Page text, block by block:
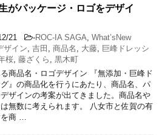
がパッケージ・ロゴをデザイ
21 -ROC-IA SAGA What’sNew
ザイン 吉田 商品名 大藤 巨峰ドレッシ
桜 藤ざくら
黒木町
商品名・ロゴデザイン 『無添加・巨峰ド
』の商品化を行うにあたり、商品名、パ
ザインの考案が出てきました。商品名や
無数に考えられます。 八女市と佐賀の有
商 …